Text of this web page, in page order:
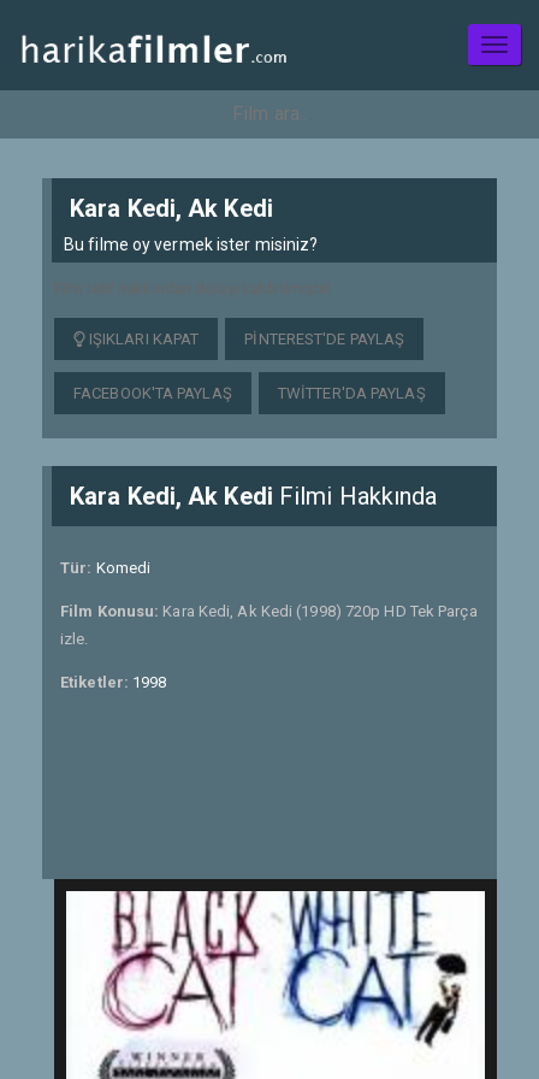
Kara Kedi, Ak Kedi
Bu filme oy vermek ister misiniz?
IŞIKLARI KAPAT PINTEREST'DE PAYLAŞ
FACEBOOK'TA PAYLAŞ TWITTER'DA PAYLAŞ
Kara Kedi, Ak Kedi Filmi Hakkında
Tür: Komedi
Film Konusu: Kara Kedi, Ak Kedi (1998) 720p HD Tek Parça
izle.
Etiketler: 1998